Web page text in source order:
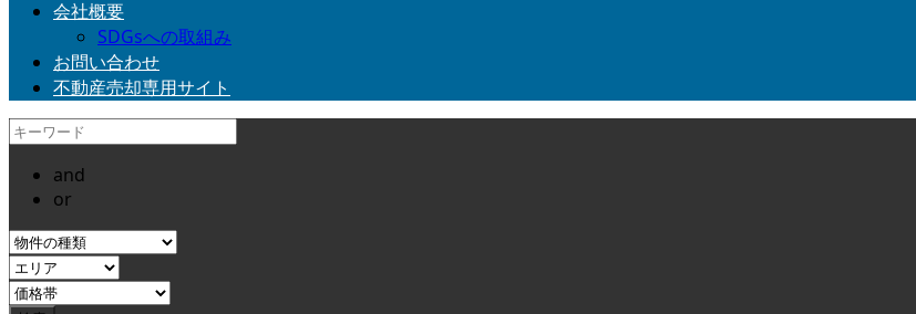
会社概要
SDGsへの取組み
お問い合わせ
不動産売却専用サイト
and
or